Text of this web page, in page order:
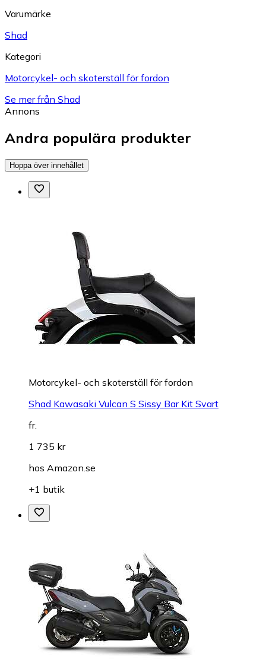
Varumärke
Shad
Kategori
Motorcykel- och skoterställ för fordon
Se mer från Shad
Annons
Andra populära produkter
Hoppa över innehållet
Motorcykel- och skoterställ för fordon
Shad Kawasaki Vulcan S Sissy Bar Kit Svart
fr.
1 735 kr
hos Amazon.se
+1 butik